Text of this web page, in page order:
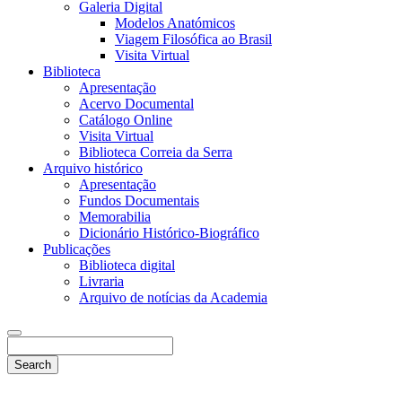
Galeria Digital
Modelos Anatómicos
Viagem Filosófica ao Brasil
Visita Virtual
Biblioteca
Apresentação
Acervo Documental
Catálogo Online
Visita Virtual
Biblioteca Correia da Serra
Arquivo histórico
Apresentação
Fundos Documentais
Memorabilia
Dicionário Histórico-Biográfico
Publicações
Biblioteca digital
Livraria
Arquivo de notícias da Academia